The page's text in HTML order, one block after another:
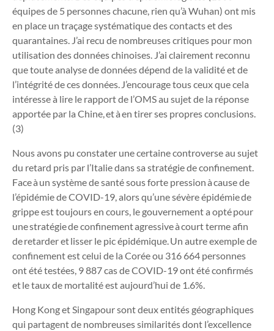
équipes de 5 personnes chacune, rien qu’à Wuhan) ont mis
en place un traçage systématique des contacts et des
quarantaines. J’ai recu de nombreuses critiques pour mon
utilisation des données chinoises. J’ai clairement reconnu
que toute analyse de données dépend de la validité et de
l’intégrité de ces données. J’encourage tous ceux que cela
intéresse à lire le rapport de l’OMS au sujet de la réponse
apportée par la Chine, et à en tirer ses propres conclusions.
(3)
Nous avons pu constater une certaine controverse au sujet
du retard pris par l’Italie dans sa stratégie de confinement.
Face à un système de santé sous forte pression à cause de
l’épidémie de COVID-19, alors qu’une sévère épidémie de
grippe est toujours en cours, le gouvernement a opté pour
une stratégie de confinement agressive à court terme afin
de retarder et lisser le pic épidémique. Un autre exemple de
confinement est celui de la Corée ou 316 664 personnes
ont été testées, 9 887 cas de COVID-19 ont été confirmés
et le taux de mortalité est aujourd’hui de 1.6%.
Hong Kong et Singapour sont deux entités géographiques
qui partagent de nombreuses similarités dont l’excellence